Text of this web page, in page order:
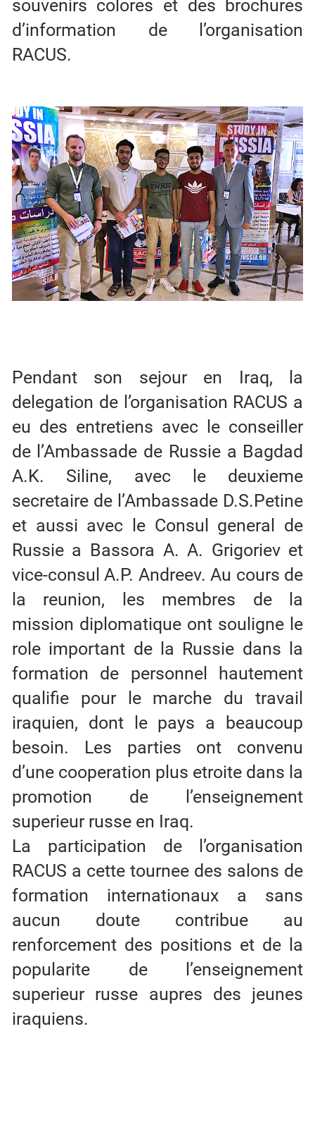
souvenirs colores et des brochures
d’information de l’organisation
RACUS.
Pendant son sejour en Iraq, la
delegation de l’organisation RACUS a
eu des entretiens avec le conseiller
de l’Ambassade de Russie a Bagdad
A.K. Siline, avec le deuxieme
secretaire de l’Ambassade D.S.Petine
et aussi avec le Consul general de
Russie a Bassora A. A. Grigoriev et
vice-consul A.P. Andreev. Au cours de
la reunion, les membres de la
mission diplomatique ont souligne le
role important de la Russie dans la
formation de personnel hautement
qualifie pour le marche du travail
iraquien, dont le pays a beaucoup
besoin. Les parties ont convenu
d’une cooperation plus etroite dans la
promotion de l’enseignement
superieur russe en Iraq.
La participation de l’organisation
RACUS a cette tournee des salons de
formation internationaux a sans
aucun doute contribue au
renforcement des positions et de la
popularite de l’enseignement
superieur russe aupres des jeunes
iraquiens.